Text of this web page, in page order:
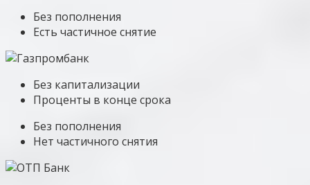
Без пополнения
Есть частичное снятие
Без капитализации
Проценты в конце срока
Без пополнения
Нет частичного снятия